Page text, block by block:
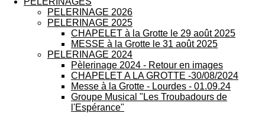
PELERINAGE 2026
PELERINAGE 2025
CHAPELET à la Grotte le 29 août 2025
MESSE à la Grotte le 31 août 2025
PELERINAGE 2024
Pèlerinage 2024 - Retour en images
CHAPELET A LA GROTTE -30/08/2024
Messe à la Grotte - Lourdes - 01.09.24
Groupe Musical "Les Troubadours de
l'Espérance"